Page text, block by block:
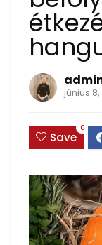
június
Save
0